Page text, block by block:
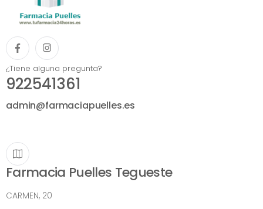
¿Tiene alguna pregunta?
922541361
admin@farmaciapuelles.es
Farmacia Puelles Tegueste
CARMEN, 20